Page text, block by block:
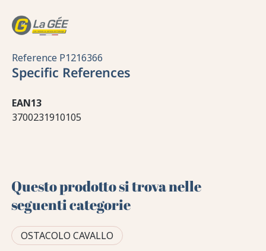
Reference P1216366
Specific References
EAN13
3700231910105
Questo prodotto si trova nelle
seguenti categorie
OSTACOLO CAVALLO